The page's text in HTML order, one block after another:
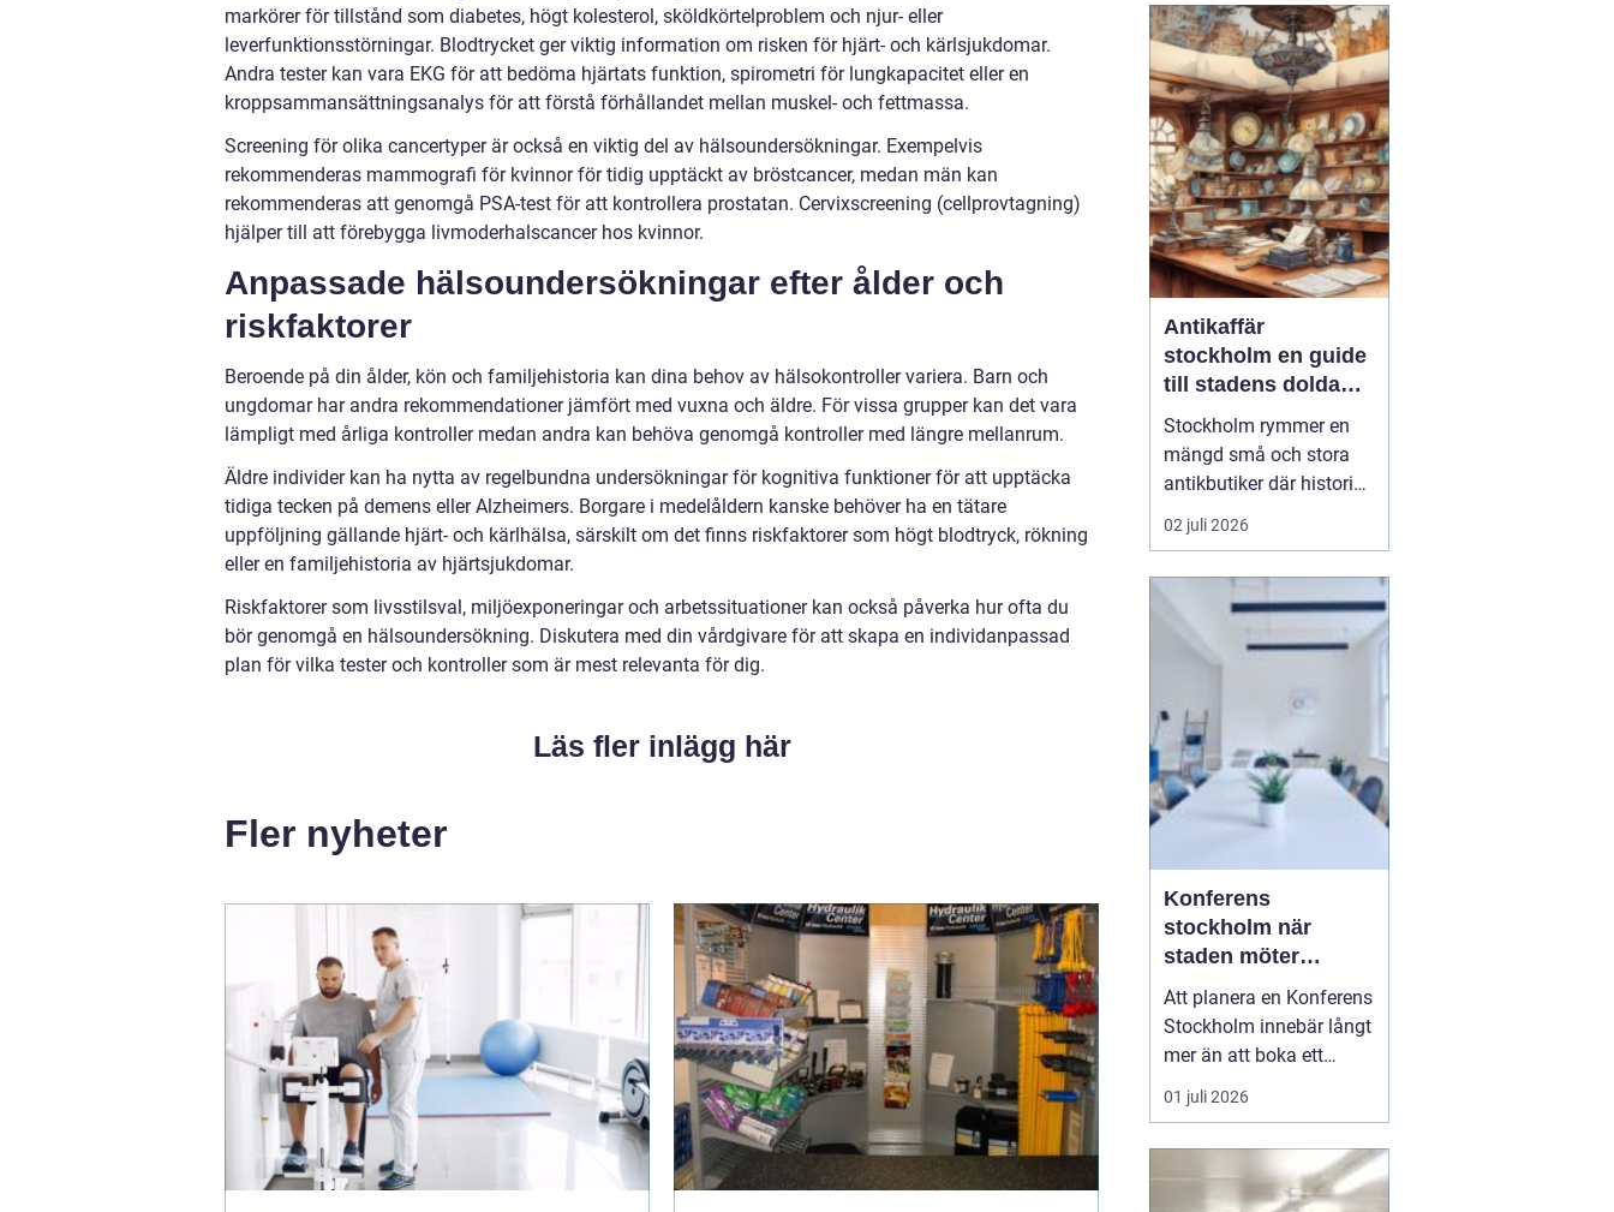
markörer för tillstånd som diabetes, högt kolesterol, sköldkörtelproblem och njur- eller
leverfunktionsstörningar. Blodtrycket ger viktig information om risken för hjärt- och kärlsjukdomar.
Andra tester kan vara EKG för att bedöma hjärtats funktion, spirometri för lungkapacitet eller en
kroppsammansättningsanalys för att förstå förhållandet mellan muskel- och fettmassa.
Screening för olika cancertyper är också en viktig del av hälsoundersökningar. Exempelvis
rekommenderas mammografi för kvinnor för tidig upptäckt av bröstcancer, medan män kan
rekommenderas att genomgå PSA-test för att kontrollera prostatan. Cervixscreening (cellprovtagning)
hjälper till att förebygga livmoderhalscancer hos kvinnor.
Anpassade hälsoundersökningar efter ålder och
riskfaktorer
Beroende på din ålder, kön och familjehistoria kan dina behov av hälsokontroller variera. Barn och
ungdomar har andra rekommendationer jämfört med vuxna och äldre. För vissa grupper kan det vara
lämpligt med årliga kontroller medan andra kan behöva genomgå kontroller med längre mellanrum.
Äldre individer kan ha nytta av regelbundna undersökningar för kognitiva funktioner för att upptäcka
tidiga tecken på demens eller Alzheimers. Borgare i medelåldern kanske behöver ha en tätare
uppföljning gällande hjärt- och kärlhälsa, särskilt om det finns riskfaktorer som högt blodtryck, rökning
eller en familjehistoria av hjärtsjukdomar.
Riskfaktorer som livsstilsval, miljöexponeringar och arbetssituationer kan också påverka hur ofta du
bör genomgå en hälsoundersökning. Diskutera med din vårdgivare för att skapa en individanpassad
plan för vilka tester och kontroller som är mest relevanta för dig.
Läs fler inlägg här
Fler nyheter
Antikaffär
stockholm en guide
till stadens dolda
skatter
Stockholm rymmer en
mängd små och stora
antikbutiker där historia,
hantverk och personlig
stil möts. För många
Antikaffär Stockholm
lika mycket om känslan
som om själva köpet.
02 juli 2026
Konferens
stockholm när
staden möter
skärgård och
landsbygd
Att planera en Konferens
Stockholm innebär långt
mer än att boka ett
mötesrum och ordna
fika. Företag söker idag
fokus, ger energi och
stärker relationer i
01 juli 2026